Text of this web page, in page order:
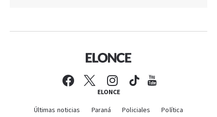
ELONCE
Últimas noticias Paraná Policiales Política